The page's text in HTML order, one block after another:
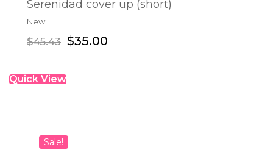
Serenidad cover up (short)
New
$45.43 $35.00
Quick View
Sale!